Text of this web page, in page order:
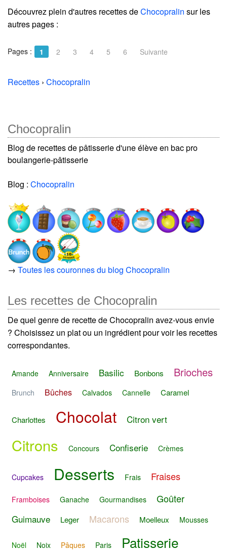
Découvrez plein d'autres recettes deChocopralin sur les
autres pages :
Pages : 1 2 3 4 5 6 Suivante
Recettes › Chocopralin
Chocopralin
Blog de recettes de pâtisserie d'une élève en bac pro
boulangerie-pâtisserie
Blog : Chocopralin
→ Toutes les couronnes du blog Chocopralin
Les recettes de Chocopralin
De quel genre de recette de Chocopralin avez-vous envie
? Choisissez un plat ou un ingrédient pour voir les recettes
correspondantes.
Amande Anniversaire Basilic Bonbons Brioches
Brunch Bûches Calvados Cannelle Caramel
Charlottes Chocolat Citron vert
Citrons Concours Confiserie Crèmes
Cupcakes Desserts Frais Fraises
Framboises Ganache Gourmandises Goûter
Guimauve Leger Macarons Moelleux Mousses
Noël Noix Pâques Paris Patisserie